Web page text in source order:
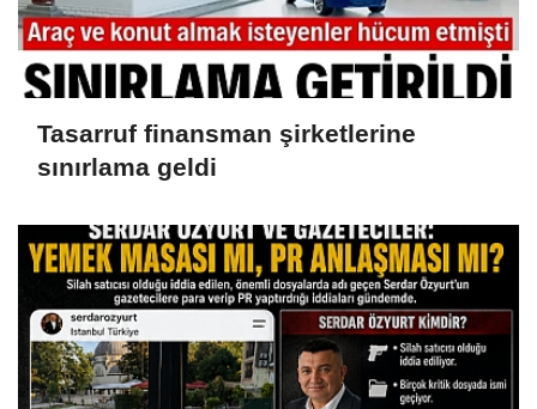
Tasarruf finansman şirketlerine
sınırlama geldi